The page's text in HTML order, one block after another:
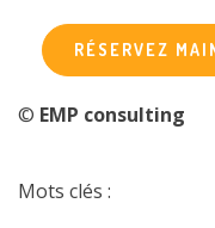
RÉSERVEZ
© EMP consulting
Mots clés :